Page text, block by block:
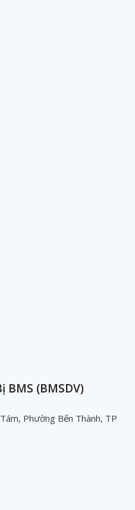
BMS (BMSDV)
Phường Bến Thành, TP